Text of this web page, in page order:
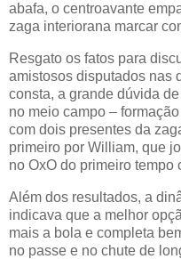
abafa, o centroavante
zaga interiorana marcar
Resgato os fatos para
amistosos disputados nas
consta, a grande dúvida
no meio campo –
com dois presentes da
primeiro por William, que
no OxO do primeiro tempo
Além dos resultados, a
indicava que a melhor
mais a bola e completa
no passe e no chute de